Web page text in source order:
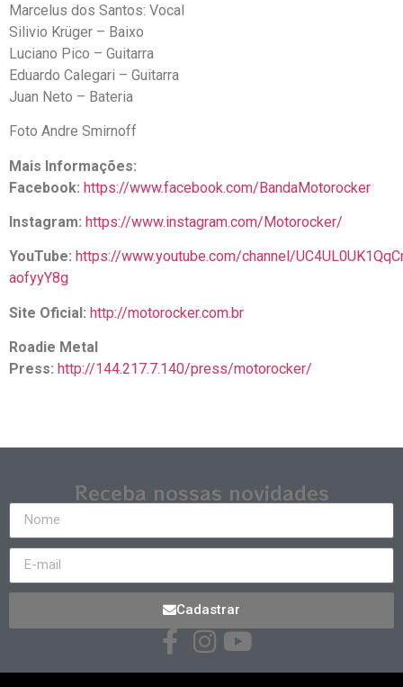
Marcelus dos Santos: Vocal
Silivio Krüger – Baixo
Luciano Pico – Guitarra
Eduardo Calegari – Guitarra
Juan Neto – Bateria
Foto Andre Smirnoff
Mais Informações:
Facebook: https://www.facebook.com/BandaMotorocker
Instagram: https://www.instagram.com/Motorocker/
YouTube: https://www.youtube.com/channel/
aofyyY8g
Site Oficial: http://motorocker.com.br
Roadie Metal
Press: http://144.217.7.140/press/motorocker/
Receba nossas novidades
Cadastrar